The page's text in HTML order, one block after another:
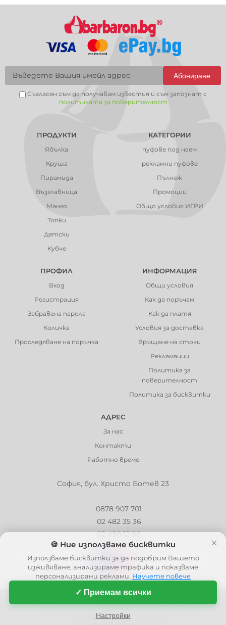
Абониране
Съгласен съм да получавам известия и съм запознат с
политиката за поверителност
ПРОДУКТИ
Ябълка
Круша
Пирамида
Възглавница
Манго
Топки
Детски
Кубче
КАТЕГОРИИ
пуфове под наем
рекламни пуфове
Пълнеж
Промоции
Общо условия ИГРИ
ПРОФИЛ
Вход
Регистрация
Забравена парола
Количка
Проследяване на поръчка
ИНФОРМАЦИЯ
Общи условия
Как да поръчам
Как да платя
Условия за доставка
Връщане на стоки
Рекламации
Политика за
поверителност
Политика за бисквитки
АДРЕС
За нас
Контакти
Работно време
София, бул. Христо Ботев 23
0878 907 701
02 482 35 36
02 490 12 96
info@barbaron.bg
Terms of Serviceapply.
×
🍪 Ние използваме бисквитки
Използваме бисквитки за да подобрим Вашето
изживяване, анализираме трафика и показваме
персонализирани реклами. Научете повече
✓ Приемам всички
Настройки